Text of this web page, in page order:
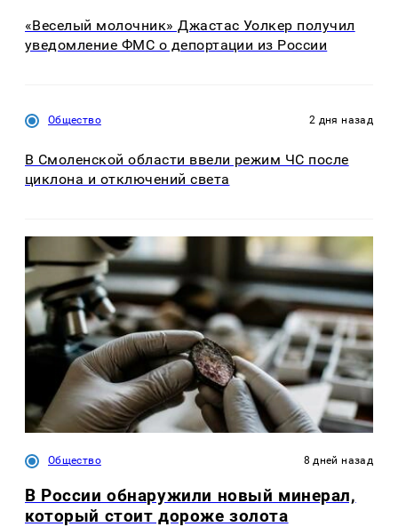
«Веселый молочник» Джастас Уолкер получил
уведомление ФМС о депортации из России
Общество 2 дня назад
В Смоленской области ввели режим ЧС после
циклона и отключений света
Общество 8 дней назад
В России обнаружили новый минерал,
который стоит дороже золота